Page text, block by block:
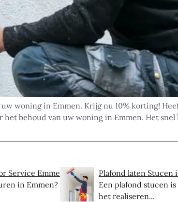
woning in Emmen. Krijg nu 10% korting!
behoud van uw woning in Emmen. Het snel
Service Emmen
in Emmen?
Plafond laten Stucen
Een plafond stucen
het realiseren...